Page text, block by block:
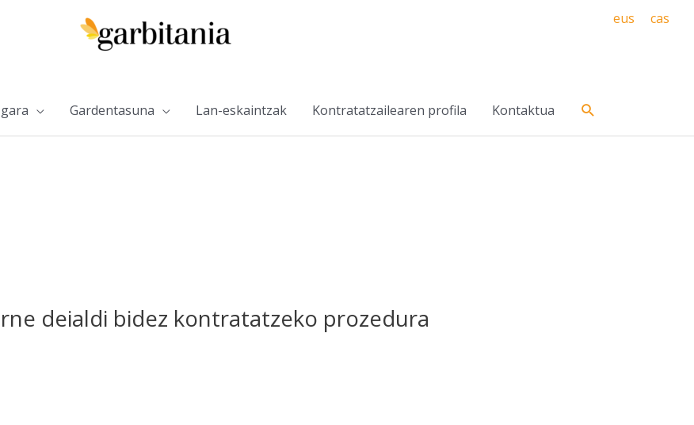
eus cas
Gardentasuna Lan-eskaintzak Kontratatzailearen profila Kontaktua Search
deialdi bidez kontratatzeko prozedura